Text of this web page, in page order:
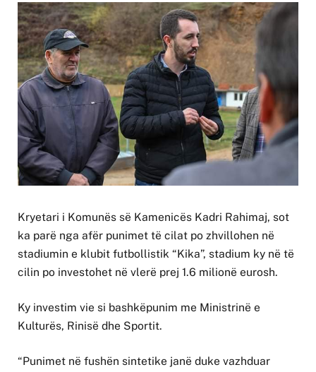
Kryetari i Komunës së Kamenicës Kadri Rahimaj, sot
ka parë nga afër punimet të cilat po zhvillohen në
stadiumin e klubit futbollistik “Kika”, stadium ky në të
cilin po investohet në vlerë prej 1.6 milionë eurosh.
Ky investim vie si bashkëpunim me Ministrinë e
Kulturës, Rinisë dhe Sportit.
“Punimet në fushën sintetike janë duke vazhduar